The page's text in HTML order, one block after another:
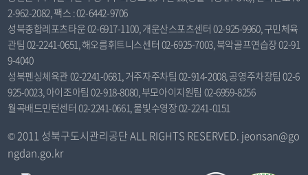
2-962-2082, 팩스 : 02-6442-9706
성북종합레포츠타운 02-6917-1100, 개운산스포츠센터 02-925-9960, 구민체육
관팀 02-2241-0651, 해오름휘트니스센터 02-6925-7003, 북악골프연습장 02-91
9-4040
성북펜싱체육관 02-2241-0681, 거주자주차팀 02-914-2008, 공영주차장팀 02-6
925-0023, 아이조아팀 02-918-8080, 부모아이지원팀 02-6959-8256
월곡배드민턴센터 02-2241-0661, 물빛수영장 02-2241-0151
© 2011 성북구도시관리공단 ALL RIGHTS RESERVED. jeonsan@go
ngdan.go.kr